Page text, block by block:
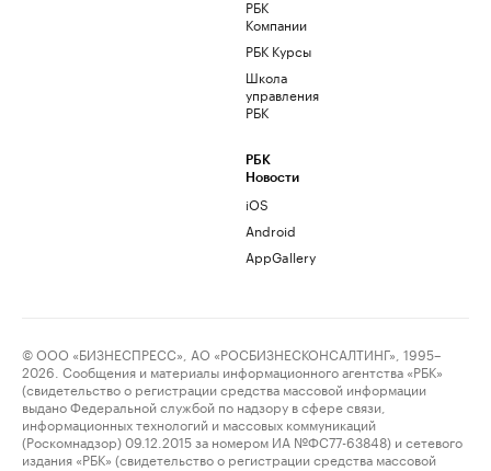
РБК
Компании
РБК Курсы
Школа
управления
РБК
РБК
Новости
iOS
Android
AppGallery
© ООО «БИЗНЕСПРЕСС», АО «РОСБИЗНЕСКОНСАЛТИНГ», 1995–
2026. Сообщения и материалы информационного агентства «РБК»
(свидетельство о регистрации средства массовой информации
выдано Федеральной службой по надзору в сфере связи,
информационных технологий и массовых коммуникаций
(Роскомнадзор) 09.12.2015 за номером ИА №ФС77-63848) и сетевого
издания «РБК» (свидетельство о регистрации средства массовой